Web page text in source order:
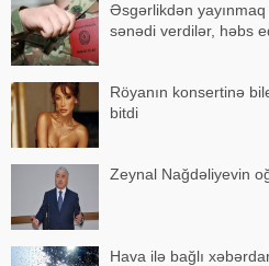
Əsgərlikdən
sənədi verdilər, həbs
Röyanın konsertinə
bitdi
Zeynal Nağdəliyevin
Hava ilə bağlı